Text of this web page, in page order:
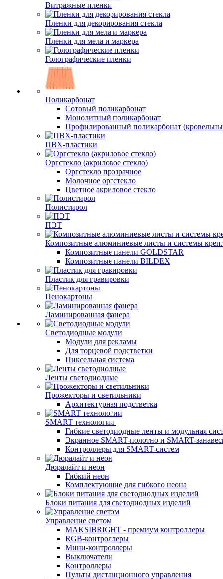
Витражные пленки
Пленки для декорирования стекла
Пленки для мела и маркера
Голографические пленки
Поликарбонат
Сотовый поликарбонат
Монолитный поликарбонат
Профилированный поликарбонат
ПВХ-пластики
Оргстекло (акриловое стекло)
Оргстекло прозрачное
Молочное оргстекло
Цветное акриловое стекло
Полистирол
ПЭТ
Композитные алюминиевые листы и системы
Композитные панели GOLDSTAR
Композитные панели BILDEX
Пластик для гравировки
Пенокартоны
Ламинированная фанера
Светодиодные модули
Модули для рекламы
Для торцевой подстветки
Пиксельная система
Ленты светодиодные
Прожекторы и светильники
Архитектурная подстветка
SMART технологии
Гибкие светодиодные ленты и модульная
Экранное SMART-полотно и SMART-
Контроллеры для SMART-систем
Дюралайт и неон
Гибкий неон
Комплектующие для гибкого неона
Блоки питания для светодиодных изделий
Управление светом
MAKSIBRIGHT - премиум контроллеры
RGB-контроллеры
Мини-контроллеры
Выключатели
Контроллеры
Пульты дистанционного управления